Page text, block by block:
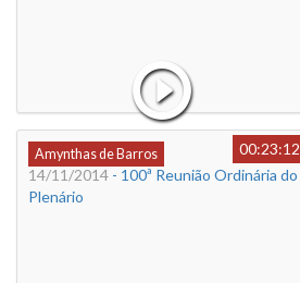
Amynthas de Barros
00:23:12
14/11/2014 - 100ª Reunião Ordinária do
Plenário